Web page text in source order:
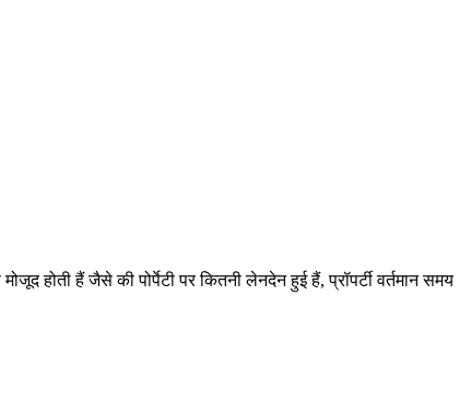
होती हैं जैसे की पोर्पेटी पर कितनी लेनदेन हुई हैं, प्रॉपर्टी वर्तमान समय